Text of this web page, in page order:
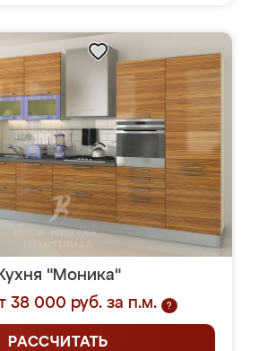
"Моника"
38 000 руб. за п.м.
?
РАССЧИТАТЬ